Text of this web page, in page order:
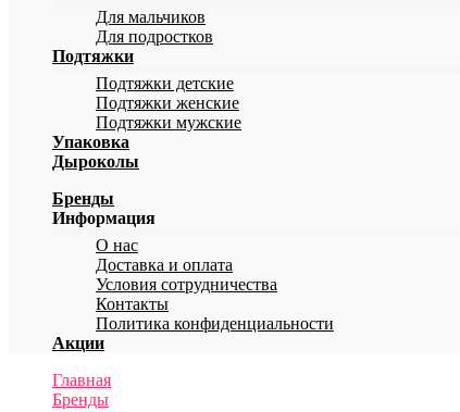
Для мальчиков
Для подростков
Подтяжки
Подтяжки детские
Подтяжки женские
Подтяжки мужские
Упаковка
Дыроколы
Бренды
Информация
О нас
Доставка и оплата
Условия сотрудничества
Контакты
Политика конфиденциальности
Акции
Главная
Бренды